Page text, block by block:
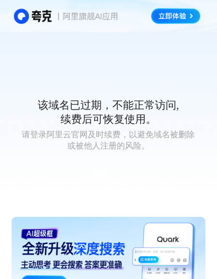
该域名已过期，不能正常访问,
续费后可恢复使用。
请登录阿里云官网及时续费，以避免域名被删除
或被他人注册的风险。